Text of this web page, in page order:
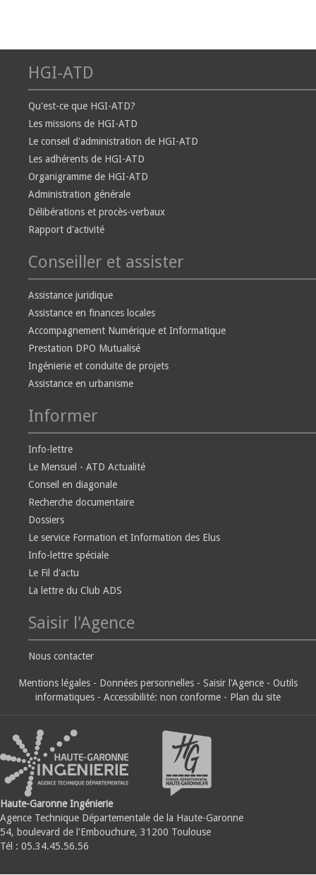
HGI-ATD
Qu'est-ce que HGI-ATD?
Les missions de HGI-ATD
Le conseil d'administration de HGI-ATD
Les adhérents de HGI-ATD
Organigramme de HGI-ATD
Administration générale
Délibérations et procès-verbaux
Rapport d'activité
Conseiller et assister
Assistance juridique
Assistance en finances locales
Accompagnement Numérique et Informatique
Prestation DPO Mutualisé
Ingénierie et conduite de projets
Assistance en urbanisme
Informer
Info-lettre
Le Mensuel - ATD Actualité
Conseil en diagonale
Recherche documentaire
Dossiers
Le service Formation et Information des Elus
Info-lettre spéciale
Le Fil d'actu
La lettre du Club ADS
Saisir l'Agence
Nous contacter
Mentions légales - Données personnelles - Saisir l'Agence - Outils
informatiques - Accessibilité: non conforme - Plan du site
Haute-Garonne Ingénierie
Agence Technique Départementale de la Haute-Garonne
54, boulevard de l'Embouchure, 31200 Toulouse
Tél : 05.34.45.56.56